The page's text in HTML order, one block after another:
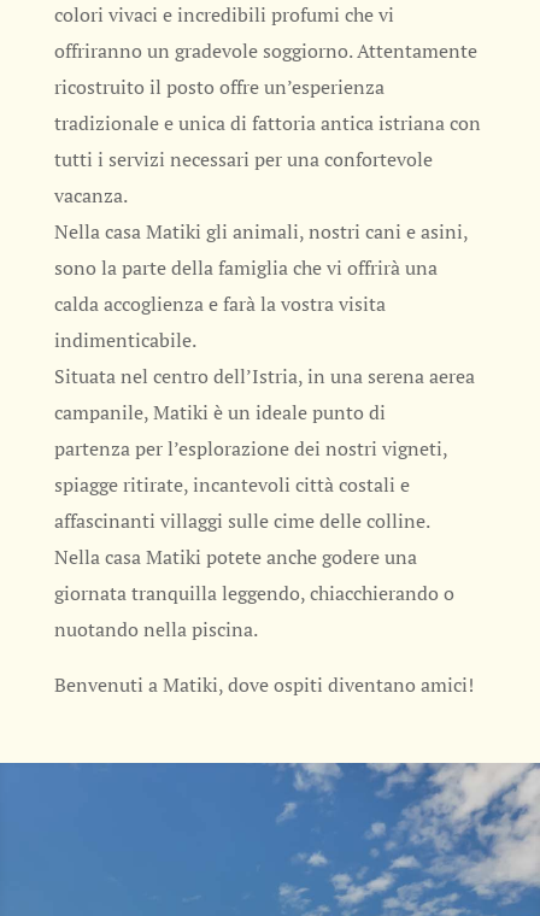
colori vivaci e incredibili profumi che vi
offriranno un gradevole soggiorno. Attentamente
ricostruito il posto offre un’esperienza
tradizionale e unica di fattoria antica istriana con
tutti i servizi necessari per una confortevole
vacanza.
Nella casa Matiki gli animali, nostri cani e asini,
sono la parte della famiglia che vi offrirà una
calda accoglienza e farà la vostra visita
indimenticabile.
Situata nel centro dell’Istria, in una serena aerea
campanile, Matiki è un ideale punto di
partenza per l’esplorazione dei nostri vigneti,
spiagge ritirate, incantevoli città costali e
affascinanti villaggi sulle cime delle colline.
Nella casa Matiki potete anche godere una
giornata tranquilla leggendo, chiacchierando o
nuotando nella piscina.
Benvenuti a Matiki, dove ospiti diventano amici!